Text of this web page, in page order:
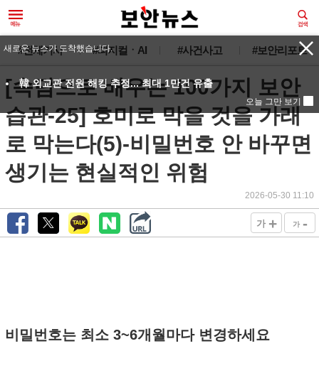
#전체기사 #피지컬ㆍAI #사건사고 #보안리포트
[속담으로 배우는 100가지 보안
습관-25] 호미로 막을 것을 가래
로 막는다(5)-비밀번호 안 바꾸면
생기는 현실적인 위험
2026-05-30 11:10
가 + 가 -
비밀번호는 최소 3~6개월마다 변경하세요
새로운 뉴스가 도착했습니다.
韓 외교관 전원 해킹 추정... 최대 1만건 유출
오늘 그만 보기